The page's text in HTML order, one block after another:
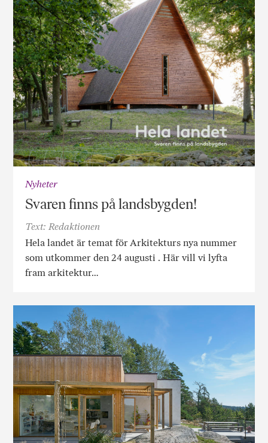
Nyheter
Svaren finns på landsbygden!
Text: Redaktionen
Hela landet är temat för Arkitekturs nya nummer
som utkommer den 24 augusti . Här vill vi lyfta
fram arkitektur…